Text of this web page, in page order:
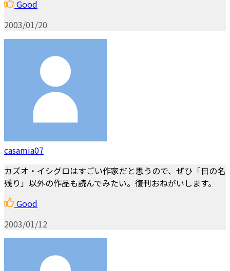
Good
2003/01/20
casamia07
カズオ・イシグロはすごい作家だと思うので、ぜひ「日の名
残り」以外の作品も読んでみたい。復刊おねがいします。
Good
2003/01/12